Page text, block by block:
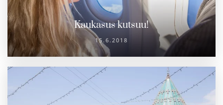
Kaukasus kutsuu!
15.6.2018